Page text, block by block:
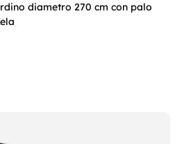
diametro 270 cm con palo